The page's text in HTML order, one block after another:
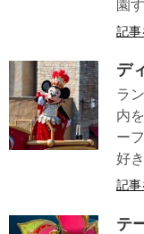
園
記事
デ
ラ
内
ー
好
記事
テ